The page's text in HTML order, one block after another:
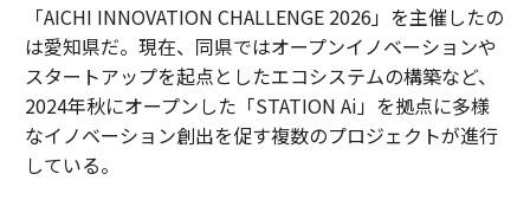
「AICHI INNOVATION CHALLENGE 2026」を主催したの
は愛知県だ。現在、同県ではオープンイノベーションや
スタートアップを起点としたエコシステムの構築など、
2024年秋にオープンした「STATION Ai」を拠点に多様
なイノベーション創出を促す複数のプロジェクトが進行
している。